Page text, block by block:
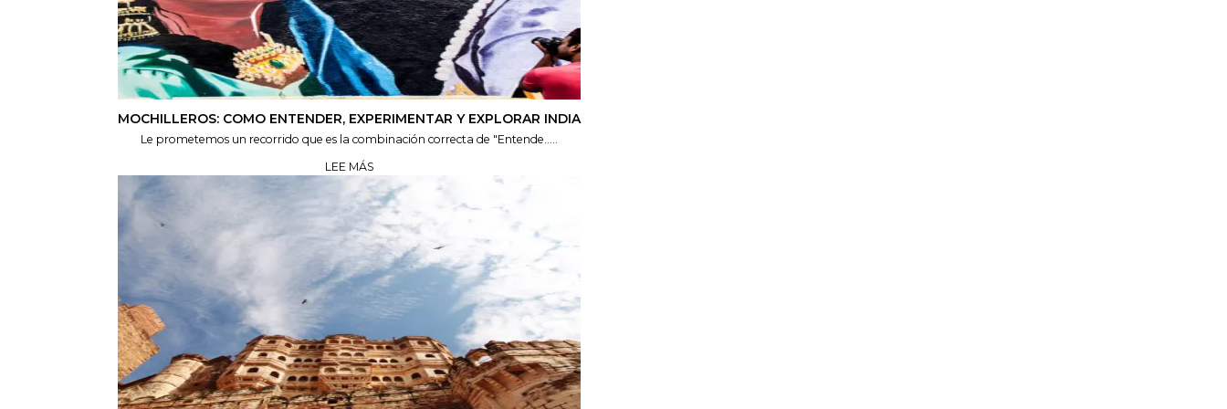
MOCHILLEROS: COMO ENTENDER, EXPERIMENTAR Y EXPLORAR INDIA
Le prometemos un recorrido que es la combinación correcta de "Entende.....
LEE MÁS